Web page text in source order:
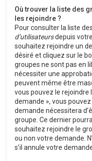
Où trouver la liste des
les rejoindre ?
Pour consulter la liste
d’utilisateursdepuis
souhaitez rejoindre un
désiré et cliquez sur le
groupes ne sont pas en
nécessiter une
peuvent même être
vous pouvez le rejoindre
demande », vous
demande nécessitera
groupe. Ce dernier
souhaitez rejoindre le
ou non votre demande.
s’il annule votre